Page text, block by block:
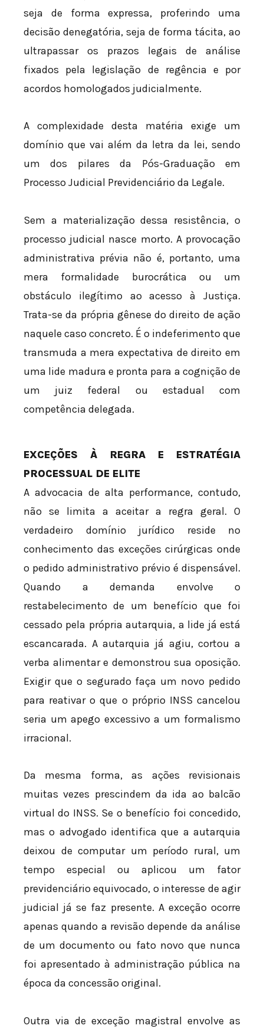
seja de forma expressa, proferindo uma
decisão denegatória, seja de forma tácita, ao
ultrapassar os prazos legais de análise
fixados pela legislação de regência e por
acordos homologados judicialmente.
A complexidade desta matéria exige um
domínio que vai além da letra da lei, sendo
um dos pilares da Pós-Graduação em
Processo Judicial Previdenciário da Legale.
Sem a materialização dessa resistência, o
processo judicial nasce morto. A provocação
administrativa prévia não é, portanto, uma
mera formalidade burocrática ou um
obstáculo ilegítimo ao acesso à Justiça.
Trata-se da própria gênese do direito de ação
naquele caso concreto. É o indeferimento que
transmuda a mera expectativa de direito em
uma lide madura e pronta para a cognição de
um juiz federal ou estadual com
competência delegada.
EXCEÇÕES À REGRA E ESTRATÉGIA
PROCESSUAL DE ELITE
A advocacia de alta performance, contudo,
não se limita a aceitar a regra geral. O
verdadeiro domínio jurídico reside no
conhecimento das exceções cirúrgicas onde
o pedido administrativo prévio é dispensável.
Quando a demanda envolve o
restabelecimento de um benefício que foi
cessado pela própria autarquia, a lide já está
escancarada. A autarquia já agiu, cortou a
verba alimentar e demonstrou sua oposição.
Exigir que o segurado faça um novo pedido
para reativar o que o próprio INSS cancelou
seria um apego excessivo a um formalismo
irracional.
Da mesma forma, as ações revisionais
muitas vezes prescindem da ida ao balcão
virtual do INSS. Se o benefício foi concedido,
mas o advogado identifica que a autarquia
deixou de computar um período rural, um
tempo especial ou aplicou um fator
previdenciário equivocado, o interesse de agir
judicial já se faz presente. A exceção ocorre
apenas quando a revisão depende da análise
de um documento ou fato novo que nunca
foi apresentado à administração pública na
época da concessão original.
Outra via de exceção magistral envolve as